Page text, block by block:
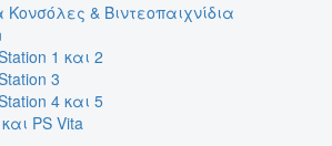
& Βιντεοπαιχνίδια
1 και 2
3
4 και 5
PS Vita